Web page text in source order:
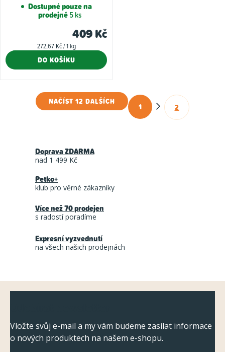
Dostupné pouze na
prodejně5 ks
409 Kč
Měrná
272,67 Kč / 1 kg
DO KOŠÍKU
O
a
c
r
v
y
v
p
i
NAČÍST 12 DALŠÍCH
S
1 2
Doprava ZDARMA
nad 1 499 Kč
Petko+
klub pro věrné zákazníky
Více než 70 prodejen
s radostí poradíme
Expresní vyzvednutí
na všech našich prodejnách
Vložte svůj e-mail a my vám budeme zasílat informace
o nových produktech na našem e-shopu.